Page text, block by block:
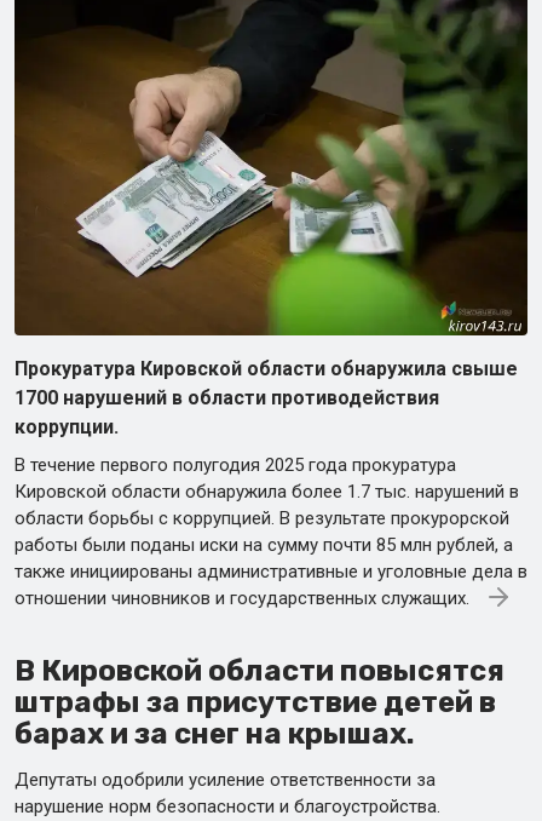
Прокуратура Кировской области обнаружила свыше
1700 нарушений в области противодействия
коррупции.
В течение первого полугодия 2025 года прокуратура
Кировской области обнаружила более 1.7 тыс. нарушений в
области борьбы с коррупцией. В результате прокурорской
работы были поданы иски на сумму почти 85 млн рублей, а
также инициированы административные и уголовные дела в
отношении чиновников и государственных служащих.
В Кировской области повысятся
штрафы за присутствие детей в
барах и за снег на крышах.
Депутаты одобрили усиление ответственности за
нарушение норм безопасности и благоустройства.